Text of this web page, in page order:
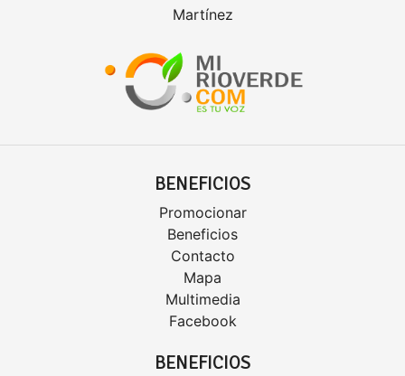
Martínez
BENEFICIOS
Promocionar
Beneficios
Contacto
Mapa
Multimedia
Facebook
BENEFICIOS